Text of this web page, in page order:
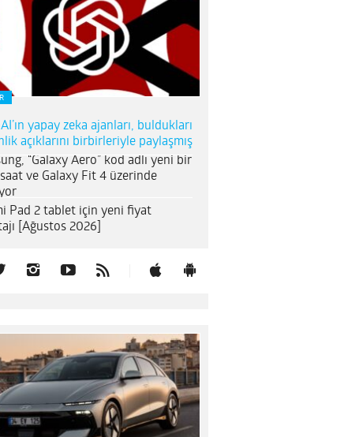
yapay zeka ajanları, buldukları
açıklarını birbirleriyle paylaşmış
“Galaxy Aero” kod adlı yeni bir
saat ve Galaxy Fit 4 üzerinde
Pad 2 tablet için yeni fiyat
[Ağustos 2026]